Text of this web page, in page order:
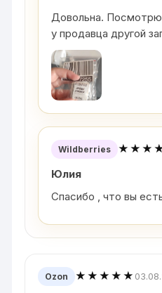
Довольна.
у продавца другой
Wildberries
Юлия
Спасибо , что вы
Ozon ★★★★★